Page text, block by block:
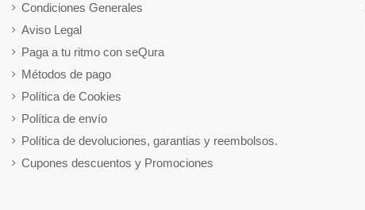
Condiciones Generales
Aviso Legal
Paga a tu ritmo con seQura
Métodos de pago
Política de Cookies
Política de envío
Política de devoluciones, garantias y reembolsos.
Cupones descuentos y Promociones